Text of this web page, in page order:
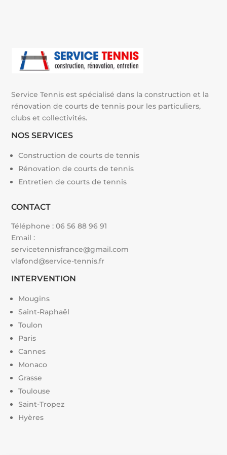
Service Tennis est spécialisé dans la construction et la
rénovation de courts de tennis pour les particuliers,
clubs et collectivités.
NOS SERVICES
Construction de courts de tennis
Rénovation de courts de tennis
Entretien de courts de tennis
CONTACT
Téléphone :06 56 88 96 91
Email :
servicetennisfrance@gmail.com
vlafond@service-tennis.fr
INTERVENTION
Mougins
Saint-Raphaël
Toulon
Paris
Cannes
Monaco
Grasse
Toulouse
Saint-Tropez
Hyères